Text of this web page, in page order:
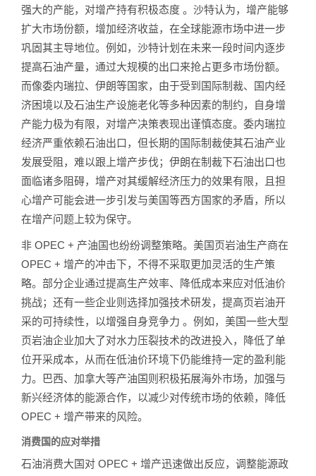
强大的产能，对增产持有积极态度 。沙特认为，增产能够
扩大市场份额，增加经济收益，在全球能源市场中进一步
巩固其主导地位。例如，沙特计划在未来一段时间内逐步
提高石油产量，通过大规模的出口来抢占更多市场份额。
而像委内瑞拉、伊朗等国家，由于受到国际制裁、国内经
济困境以及石油生产设施老化等多种因素的制约，自身增
产能力极为有限，对增产决策表现出谨慎态度。委内瑞拉
经济严重依赖石油出口，但长期的国际制裁使其石油产业
发展受阻，难以跟上增产步伐；伊朗在制裁下石油出口也
面临诸多阻碍，增产对其缓解经济压力的效果有限，且担
心增产可能会进一步引发与美国等西方国家的矛盾，所以
在增产问题上较为保守。
非 OPEC + 产油国也纷纷调整策略。美国页岩油生产商在
OPEC + 增产的冲击下，不得不采取更加灵活的生产策
略。部分企业通过提高生产效率、降低成本来应对低油价
挑战；还有一些企业则选择加强技术研发，提高页岩油开
采的可持续性，以增强自身竞争力 。例如，美国一些大型
页岩油企业加大了对水力压裂技术的改进投入，降低了单
位开采成本，从而在低油价环境下仍能维持一定的盈利能
力。巴西、加拿大等产油国则积极拓展海外市场，加强与
新兴经济体的能源合作，以减少对传统市场的依赖，降低
OPEC + 增产带来的风险。
消费国的应对举措
石油消费大国对 OPEC + 增产迅速做出反应，调整能源政